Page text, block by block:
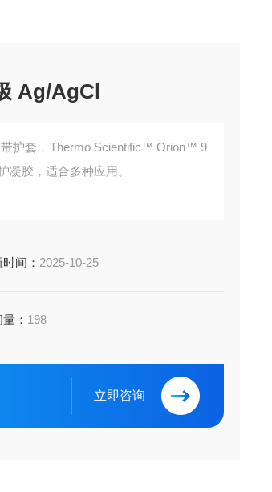
Ag/AgCl
护套，Thermo Scientific™ Orion™ 9
凝胶，适合多种应用。
间： 2025-10-25
： 198
立即咨询